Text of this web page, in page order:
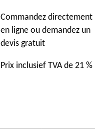
Commandez directement
en ligne ou demandez un
devis gratuit
Prix inclusief TVA de 21 %